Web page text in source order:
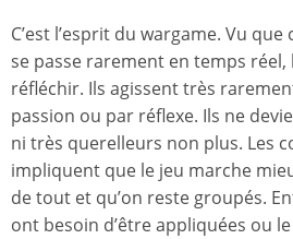
C’est l’esprit du wargame. Vu que
se passe rarement en temps réel,
réfléchir. Ils agissent très
passion ou par réflexe. Ils ne
ni très querelleurs non plus. Les
impliquent que le jeu marche
de tout et qu’on reste groupés.
ont besoin d’être appliquées ou